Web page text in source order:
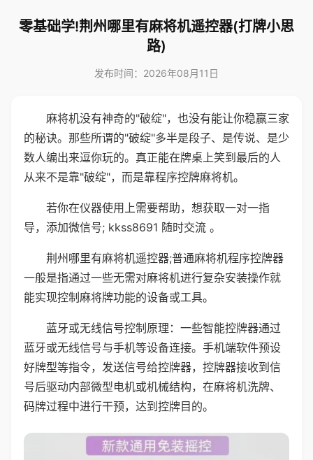
零基础学!荆州哪里有麻将机遥控器(打牌小思
路)
发布时间：2026年08月11日
麻将机没有神奇的"破绽"，也没有能让你稳赢三家
的秘诀。那些所谓的"破绽"多半是段子、是传说、是少
数人编出来逗你玩的。真正能在牌桌上笑到最后的人
从来不是靠"破绽"，而是靠程序控牌麻将机。
若你在仪器使用上需要帮助，想获取一对一指
导，添加微信号; kkss8691 随时交流 。
荆州哪里有麻将机遥控器;普通麻将机程序控牌器
一般是指通过一些无需对麻将机进行复杂安装操作就
能实现控制麻将牌功能的设备或工具。
蓝牙或无线信号控制原理：一些智能控牌器通过
蓝牙或无线信号与手机等设备连接。手机端软件预设
好牌型等指令，发送信号给控牌器，控牌器接收到信
号后驱动内部微型电机或机械结构，在麻将机洗牌、
码牌过程中进行干预，达到控牌目的。